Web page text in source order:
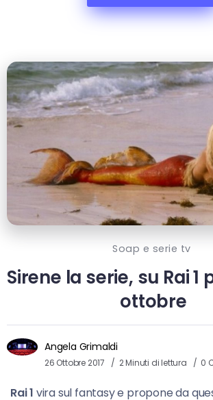
Soap e serie tv
Sirene la serie, su Rai 1
ottobre
Angela Grimaldi
26 Ottobre 2017 2 Minuti di lettura 0
Rai 1 vira sul fantasy e propone da